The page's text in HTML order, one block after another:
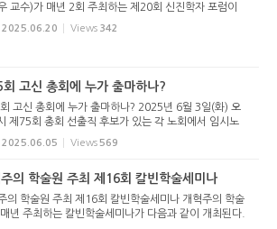
교수)가 매년 2회 주최하는 제20회 신진학자 포럼이
와 같이 2025년 7월 1일(화) 오후 2시, 대구산성교회당
하 목사 시무)에서 열린다. 신진학자 포럼은 박사학위를
2025.06.20 Views 342
회 고신 총회에 누가 출마하나?
고신 총회에 누가 출마하나? 2025년 6월 3일(화) 오
제75회 총회 선출직 후보가 있는 각 노회에서 임시노
임원회를 열고 후보를 추천했다. 서울남부노회(노회장
춘 목사)는 잠실중앙교회당에서 제16-1회 임시노회를 열
2025.06.05 Views 569
의 학술원 주최 제16회 칼빈학술세미나
의 학술원 주최 제16회 칼빈학술세미나 개혁주의 학술
년 주최하는 칼빈학술세미나가 다음과 같이 개최된다.